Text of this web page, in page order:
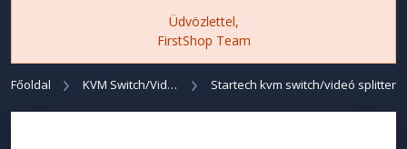
Üdvözlettel,
FirstShop Team
Főoldal KVM Switch/Videó Splitter Startech kvm switch/videó splitter